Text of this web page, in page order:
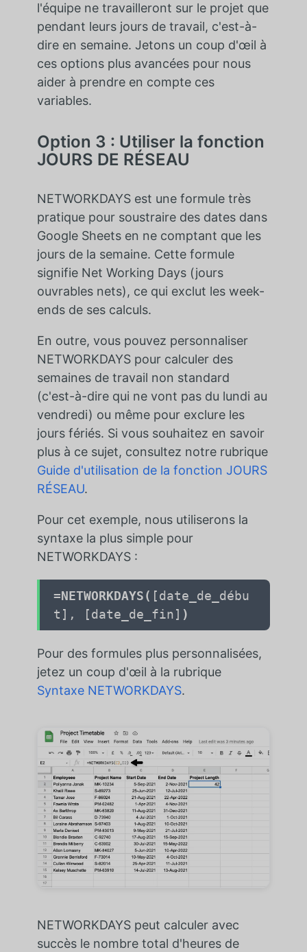
l'équipe ne travailleront sur le projet que
pendant leurs jours de travail, c'est-à-
dire en semaine. Jetons un coup d'œil à
ces options plus avancées pour nous
aider à prendre en compte ces
variables.
Option 3 : Utiliser la fonction
JOURS DE RÉSEAU
NETWORKDAYS est une formule très
pratique pour soustraire des dates dans
Google Sheets en ne comptant que les
jours de la semaine. Cette formule
signifie Net Working Days (jours
ouvrables nets), ce qui exclut les week-
ends de ses calculs.
En outre, vous pouvez personnaliser
NETWORKDAYS pour calculer des
semaines de travail non standard
(c'est-à-dire qui ne vont pas du lundi au
vendredi) ou même pour exclure les
jours fériés. Si vous souhaitez en savoir
plus à ce sujet, consultez notre rubrique
Guide d'utilisation de la fonction JOURS
RÉSEAU.
Pour cet exemple, nous utiliserons la
syntaxe la plus simple pour
NETWORKDAYS :
=NETWORKDAYS( [date_de_débu
t], [date_de_fin] )
Pour des formules plus personnalisées,
jetez un coup d'œil à la rubrique
Syntaxe NETWORKDAYS.
NETWORKDAYS peut calculer avec
succès le nombre total d'heures de